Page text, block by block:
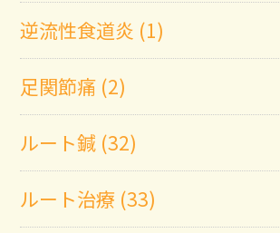
逆流性食道炎 (1)
足関節痛 (2)
ルート鍼 (32)
ルート治療 (33)